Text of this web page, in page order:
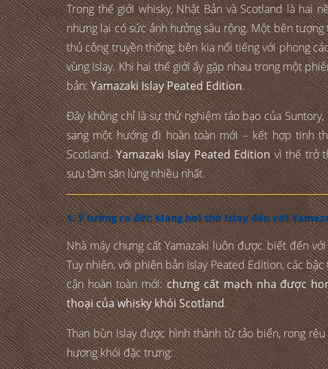
Trong thế giới whisky, Nhật Bản và Scotland là hai
nhưng lại có sức ảnh hưởng sâu rộng. Một bên
thủ công truyền thống; bên kia nổi tiếng với phong
vùng Islay. Khi hai thế giới ấy gặp nhau trong một
bản:Yamazaki Islay Peated Edition.
Đây không chỉ là sự thử nghiệm táo bạo của
sang một hướng đi hoàn toàn mới – kết hợp tinh
Scotland.Yamazaki Islay Peated Editionvì thế trở
sưu tầm săn lùng nhiều nhất.
1. Ý tưởng ra đời: Mang hơi thở Islay đến với
Nhà máy chưng cất Yamazaki luôn được biết đến
Tuy nhiên, với phiên bản Islay Peated Edition, các
cận hoàn toàn mới:chưng cất mạch nha được
thoại của whisky khói Scotland.
Than bùn Islay được hình thành từ tảo biển, rong
hương khói đặc trưng: